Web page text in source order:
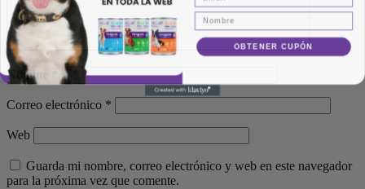
Nombre
Correo electrónico *
Web
Guarda mi nombre, correo electrónico y web en este navegador
para la próxima vez que comente.
OBTENER CUPÓN